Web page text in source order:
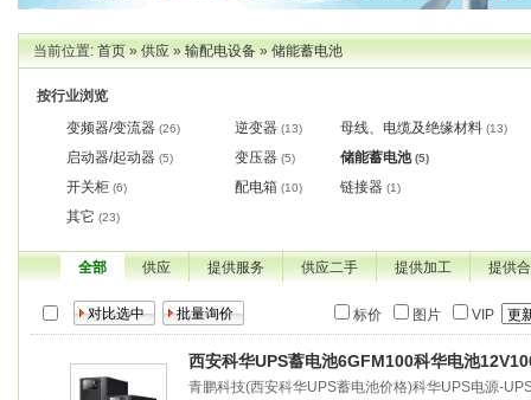
当前位置:首页»供应»输配电设备»储能蓄电池
按行业浏览
变频器/变流器 (26) 逆变器 (13) 母线、电缆及绝缘材料 (13)
启动器/起动器 (5) 变压器 (5) 储能蓄电池 (5)
开关柜 (6) 配电箱 (10) 链接器 (1)
其它 (23)
全部 供应 提供服务 供应二手 提供加工 提供
标价 图片 VIP
西安科华UPS蓄电池6GFM100科华电池
青鹏科技(西安科华UPS蓄电池价格)科华UPS电源-